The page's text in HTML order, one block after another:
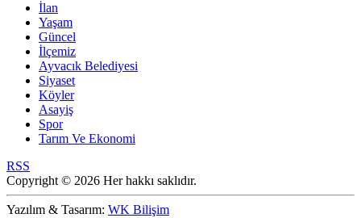
İlan
Yaşam
Güncel
İlçemiz
Ayvacık Belediyesi
Siyaset
Köyler
Asayiş
Spor
Tarım Ve Ekonomi
RSS
Copyright © 2026 Her hakkı saklıdır.
Yazılım & Tasarım: WK Bilişim